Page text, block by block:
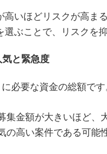
高いほどリスクが高ま
ぶことで、リスクを
と緊急度
必要な資金の総額で
集金額が大きいほど、
の高い案件である可